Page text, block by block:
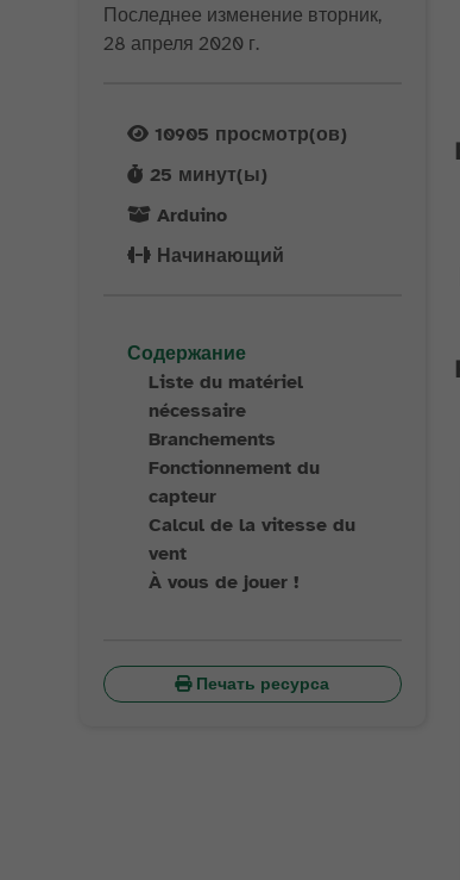
Последнее изменение вторник,
28 апреля 2020 г.
10905 просмотр(ов)
25 минут(ы)
Arduino
Начинающий
Содержание
Liste du matériel
nécessaire
Branchements
Fonctionnement du
capteur
Calcul de la vitesse du
vent
À vous de jouer !
Печать ресурса